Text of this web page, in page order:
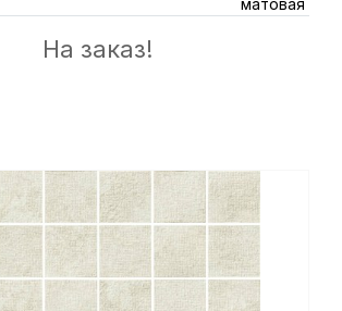
матовая
На заказ!